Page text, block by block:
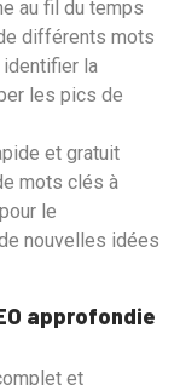
au fil du temps
différents mots
la
les pics de
et gratuit
mots clés à
le
nouvelles idées
approfondie
et